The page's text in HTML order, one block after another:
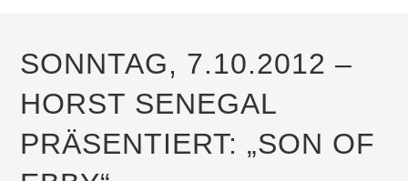
SONNTAG, 7.10.2012 –
HORST SENEGAL
PRÄSENTIERT: „SON OF